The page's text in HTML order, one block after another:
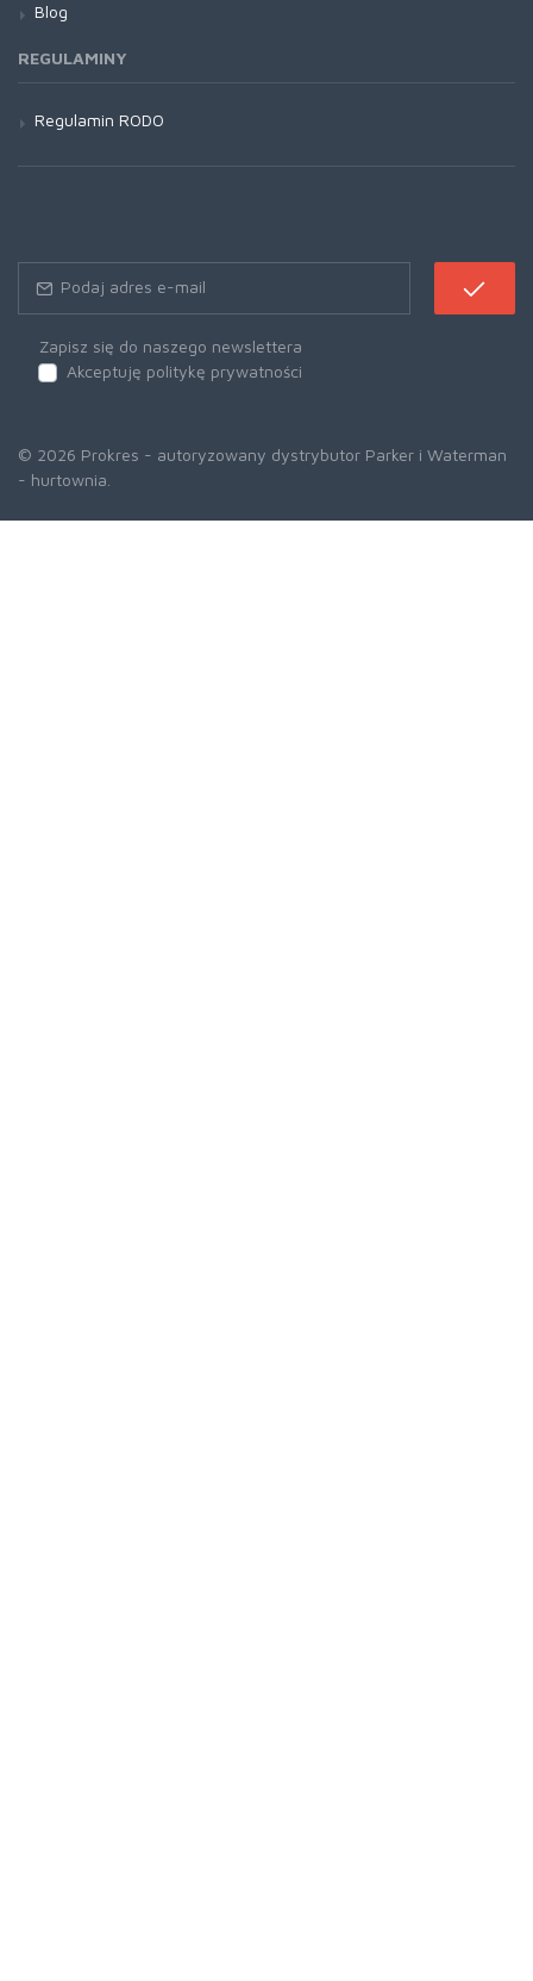
Blog
REGULAMINY
Regulamin RODO
Zapisz się do naszego newslettera
Akceptuję politykę prywatności
© 2026 Prokres - autoryzowany dystrybutor Parker i Waterman
- hurtownia.